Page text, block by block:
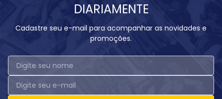
DIARIAMENTE
Cadastre seu e-mail para acompanhar as novidades e
promoções.